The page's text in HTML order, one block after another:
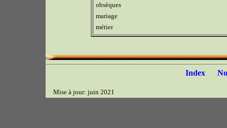
obsèques
mariage
métier
Index
Mise à jour: juin 2021